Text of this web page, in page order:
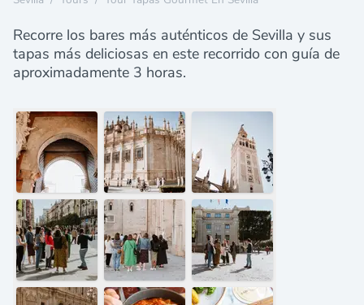
Recorre los bares más auténticos de Sevilla y sus
tapas más deliciosas en este recorrido con guía de
aproximadamente 3 horas.